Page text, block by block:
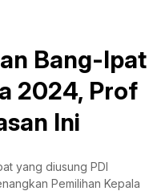
Bang-Ipat
2024, Prof
Ini
yang diusung PDI
Pemilihan Kepala